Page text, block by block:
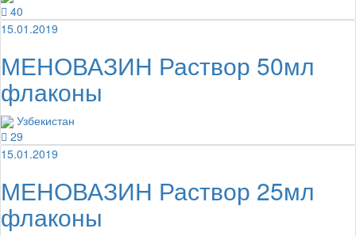
40
15.01.2019
МЕНОВАЗИН Раствор 50мл
флаконы
Узбекистан
29
15.01.2019
МЕНОВАЗИН Раствор 25мл
флаконы